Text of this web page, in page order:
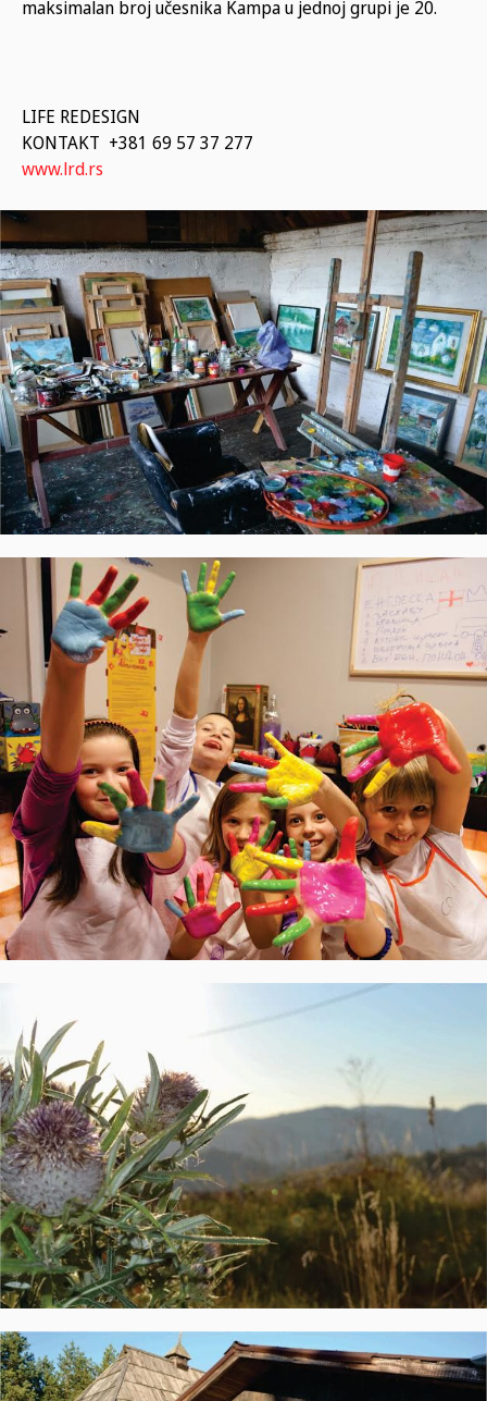
maksimalan broj učesnika Kampa u jednoj grupi je 20.
LIFE REDESIGN
KONTAKT +381 69 57 37 277
www.lrd.rs